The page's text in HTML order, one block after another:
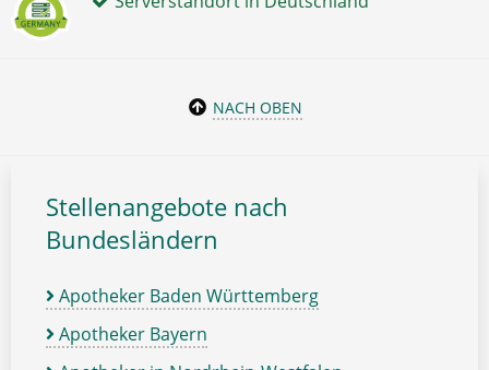
NACH OBEN
Stellenangebote nach
Bundesländern
Apotheker Baden Württemberg
Apotheker Bayern